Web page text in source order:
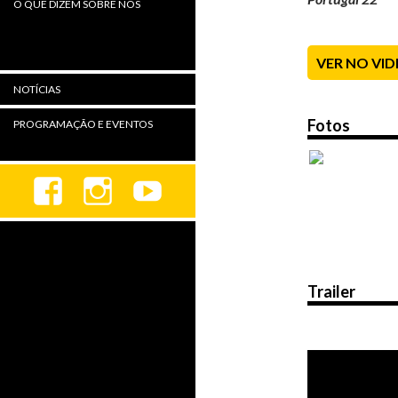
VER NO
Fotos
Trailer
O QUE DIZEM SOBRE NÓS
NOTÍCIAS
PROGRAMAÇÃO E EVENTOS